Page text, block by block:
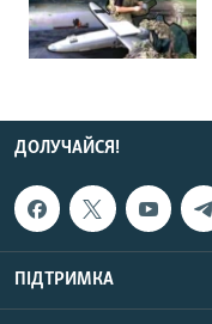
ДОЛУЧАЙСЯ!
ПІДТРИМКА